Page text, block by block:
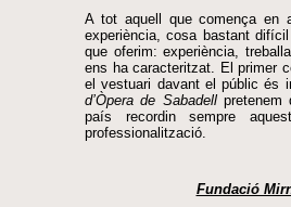
A tot aquell que comença en
experiència, cosa bastant
que oferim: experiència,
ens ha caracteritzat. El primer
el vestuari davant el públic és
d’Òpera de Sabadellpretenem
país recordin sempre
professionalització.
Fundació